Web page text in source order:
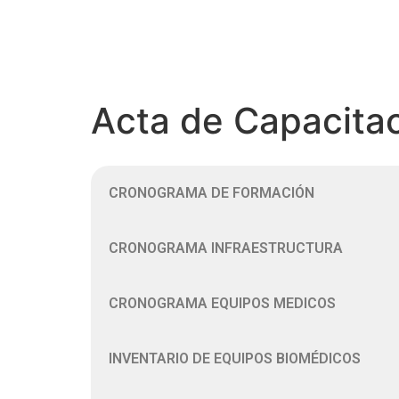
Acta de
CRONOGRAMA DE FORMACIÓN
CRONOGRAMA INFRAESTRUCTURA
CRONOGRAMA EQUIPOS MEDICOS
INVENTARIO DE EQUIPOS BIOMÉDICOS